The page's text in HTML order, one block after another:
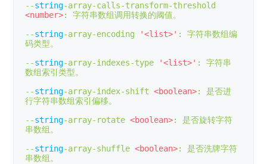
--string-array-calls-transform-
<number>:
字符串数组调用转换的阈值。
--string-array-encoding '<list>' :
字符串数组编
码类型。
--string-array-indexes-type '<list>' :
字符串
数组索引类型。
--string-array-index-shift <boolean>:
是否进
行字符串数组索引偏移。
--string-array- rotate <boolean>:
是否旋转字符
串数组。
--string-array-shuffle <boolean>:
是否洗牌字符
串数组。